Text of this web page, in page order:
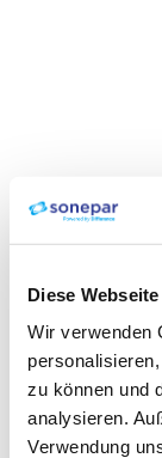
Diese
Wir verwenden
zu können und
analysieren.
Verwendung